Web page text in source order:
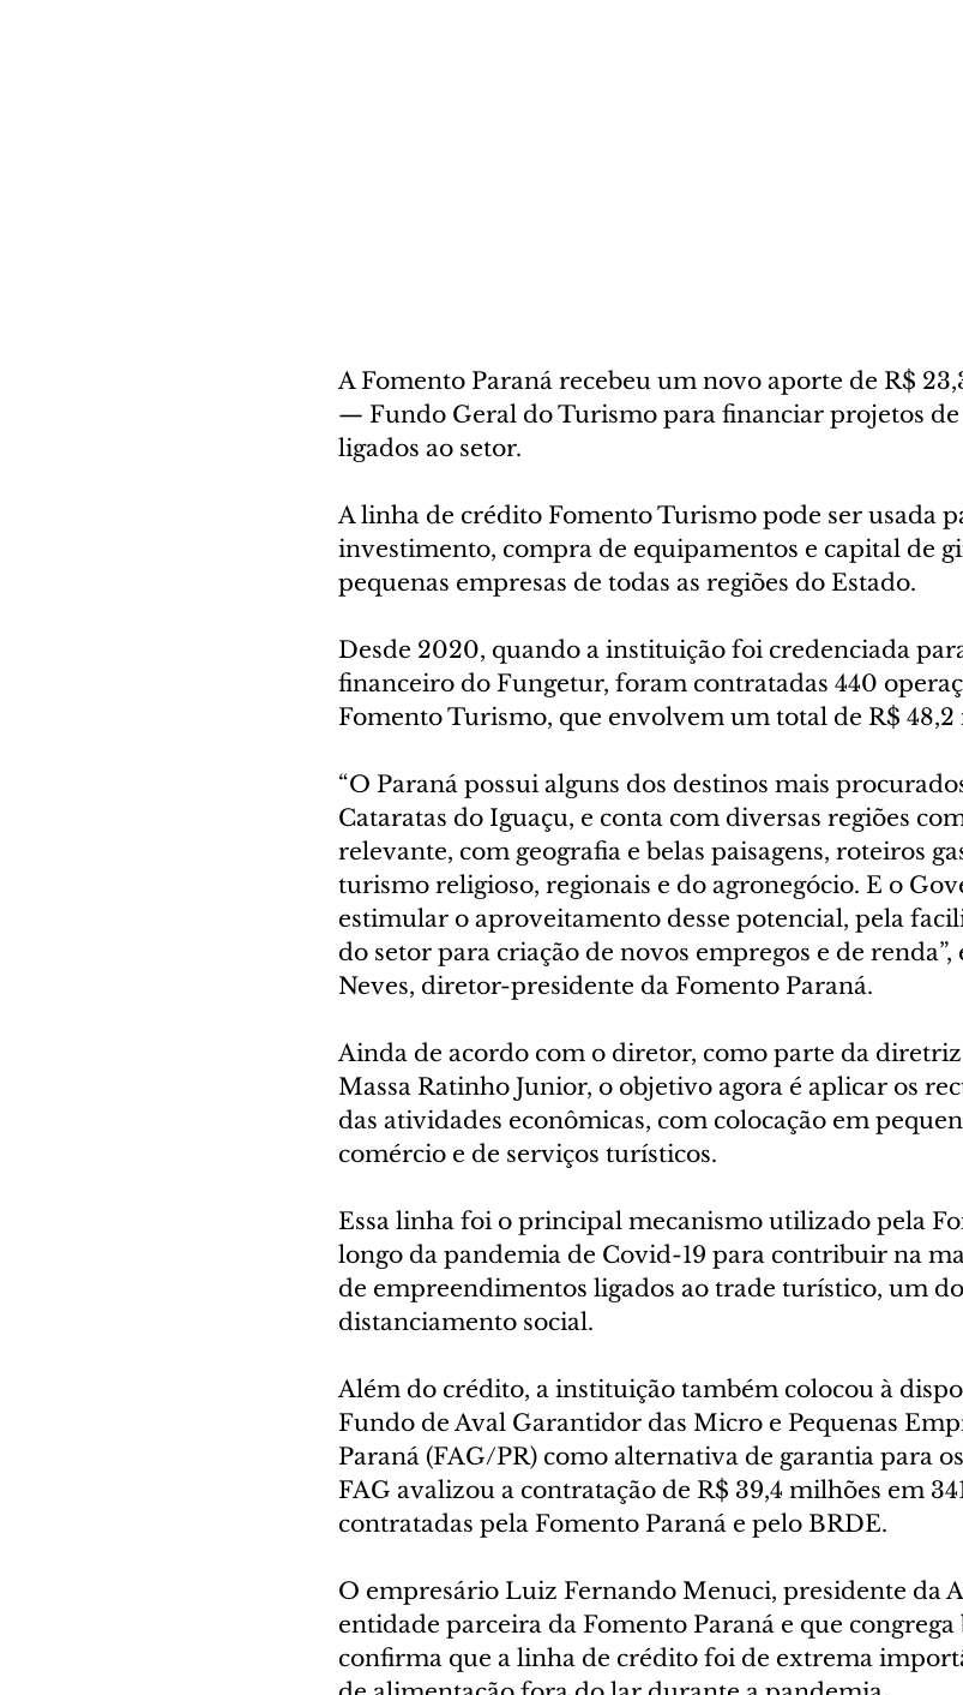
A Fomento Paraná recebeu um novo aporte de R$
— Fundo Geral do Turismo para financiar projetos
ligados ao setor.
A linha de crédito Fomento Turismo pode ser usada
investimento, compra de equipamentos e capital de
pequenas empresas de todas as regiões do Estado.
Desde 2020, quando a instituição foi credenciada
financeiro do Fungetur, foram contratadas 440
Fomento Turismo, que envolvem um total de R$
“O Paraná possui alguns dos destinos mais
Cataratas do Iguaçu, e conta com diversas regiões
relevante, com geografia e belas paisagens, roteiros
turismo religioso, regionais e do agronegócio. E o
estimular o aproveitamento desse potencial, pela
do setor para criação de novos empregos e de
Neves, diretor-presidente da Fomento Paraná.
Ainda de acordo com o diretor, como parte da
Massa Ratinho Junior, o objetivo agora é aplicar os
das atividades econômicas, com colocação em
comércio e de serviços turísticos.
Essa linha foi o principal mecanismo utilizado pela
longo da pandemia de Covid-19 para contribuir na
de empreendimentos ligados ao trade turístico, um
distanciamento social.
Além do crédito, a instituição também colocou à
Fundo de Aval Garantidor das Micro e Pequenas
Paraná (FAG/PR) como alternativa de garantia para
FAG avalizou a contratação de R$ 39,4 milhões em
contratadas pela Fomento Paraná e pelo BRDE.
O empresário Luiz Fernando Menuci, presidente da
entidade parceira da Fomento Paraná e que congrega
confirma que a linha de crédito foi de extrema